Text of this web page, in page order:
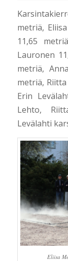
metriä,
11,65
Lauronen
metriä,
metriä,
Erin
Lehto,
Levälahti
Eliisa